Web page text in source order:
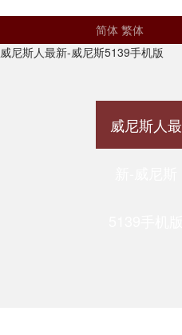
简体 繁体
威尼斯人最新-威尼斯5139手机版
威尼斯人最